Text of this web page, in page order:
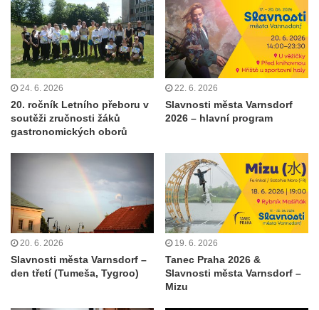
24. 6. 2026
20. ročník Letního přeboru v
soutěži zručnosti žáků
gastronomických oborů
22. 6. 2026
Slavnosti města Varnsdorf
2026 – hlavní program
20. 6. 2026
Slavnosti města Varnsdorf –
den třetí (Tumeša, Tygroo)
19. 6. 2026
Tanec Praha 2026 &
Slavnosti města Varnsdorf –
Mizu